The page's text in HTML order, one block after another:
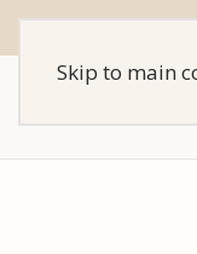
Skip to main